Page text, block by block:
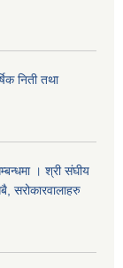
निती तथा
। श्री संघीय
सरोकारवालाहरु